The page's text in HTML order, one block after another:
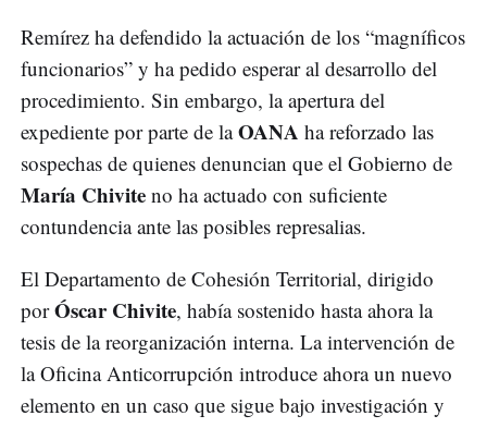
Remírez ha defendido la actuación de los “magníficos
funcionarios” y ha pedido esperar al desarrollo del
procedimiento. Sin embargo, la apertura del
expediente por parte de laOANA ha reforzado las
sospechas de quienes denuncian que el Gobierno de
María Chivite no ha actuado con suficiente
contundencia ante las posibles represalias.
El Departamento de Cohesión Territorial, dirigido
porÓscar Chivite, había sostenido hasta ahora la
tesis de la reorganización interna. La intervención de
la Oficina Anticorrupción introduce ahora un nuevo
elemento en un caso que sigue bajo investigación y